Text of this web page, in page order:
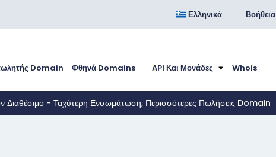
Ελληνικά Βοήθεια
Domain Φθηνά Domains API Και Μονάδες Whois
Διαθέσιμο - Ταχύτερη Ενσωμάτωση, Περισσότερες Πωλήσεις Domain